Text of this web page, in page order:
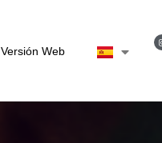
Versión Web